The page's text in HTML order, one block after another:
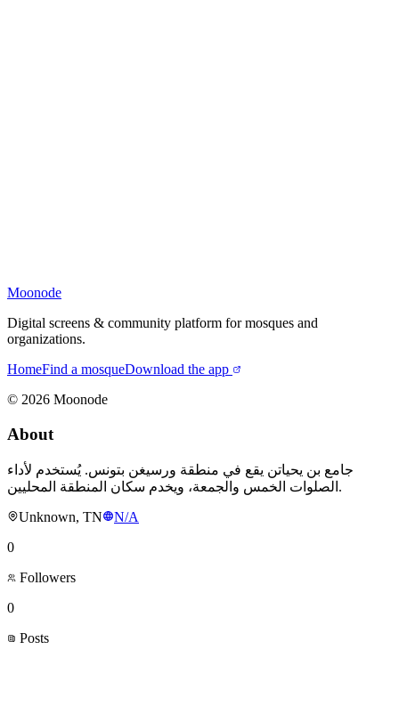
Moonode
Digital screens & community platform for mosques and
organizations.
HomeFind a mosqueDownload the app
© 2026 Moonode
About
جامع بن يحياتن يقع في منطقة ورسيغن بتونس. يُستخدم لأداء
الصلوات الخمس والجمعة، ويخدم سكان المنطقة المحليين.
Unknown, TN
N/A
0
Followers
0
Posts